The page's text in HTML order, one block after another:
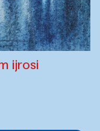
ijrosi